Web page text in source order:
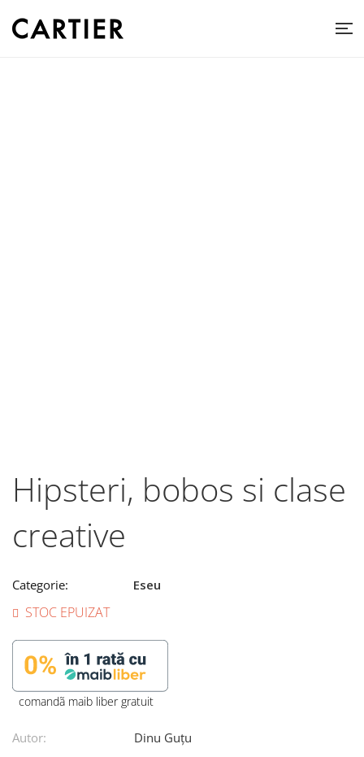
Hipsteri, bobos si clase
creative
Categorie: Eseu
STOC EPUIZAT
comandã maib liber gratuit
Autor:
Dinu Guțu